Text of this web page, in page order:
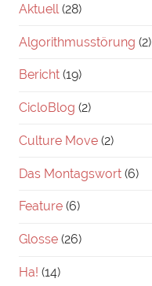
Aktuell (28)
Algorithmusstörung (2)
Bericht (19)
CicloBlog (2)
Culture Move (2)
Das Montagswort (6)
Feature (6)
Glosse (26)
Ha! (14)